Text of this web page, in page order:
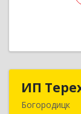
ИП
Богородицк
ИП